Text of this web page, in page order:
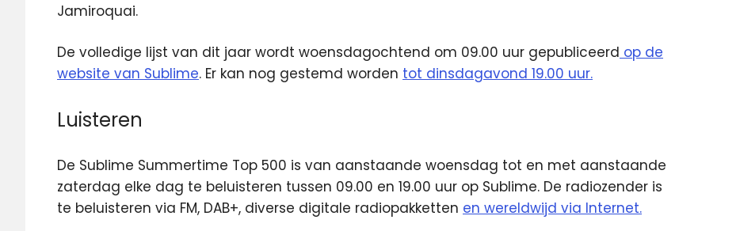
Jamiroquai.
De volledige lijst van dit jaar wordt woensdagochtend om 09.00 uur gepubliceerd op de
website van Sublime. Er kan nog gestemd worden tot dinsdagavond 19.00 uur.
Luisteren
De Sublime Summertime Top 500 is van aanstaande woensdag tot en met aanstaande
zaterdag elke dag te beluisteren tussen 09.00 en 19.00 uur op Sublime. De radiozender is
te beluisteren via FM, DAB+, diverse digitale radiopakketten en wereldwijd via Internet.